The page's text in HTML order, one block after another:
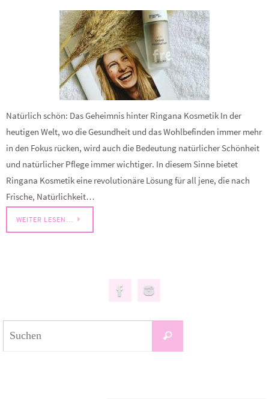
Natürlich schön: Das Geheimnis hinter Ringana Kosmetik In der
heutigen Welt, wo die Gesundheit und das Wohlbefinden immer mehr
in den Fokus rücken, wird auch die Bedeutung natürlicher Schönheit
und natürlicher Pflege immer wichtiger. In diesem Sinne bietet
Ringana Kosmetik eine revolutionäre Lösung für all jene, die nach
Frische, Natürlichkeit…
WEITER LESEN…
Suchen